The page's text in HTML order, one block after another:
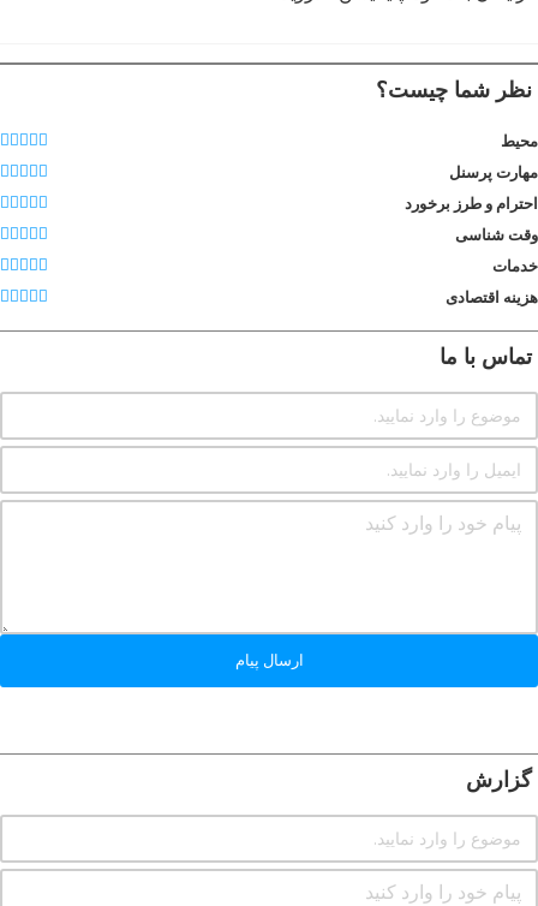
نظر شما چیست؟
محیط
مهارت پرسنل
احترام و طرز برخورد
وقت شناسی
خدمات
هزینه اقتصادی
تماس با ما
ارسال پیام
گزارش